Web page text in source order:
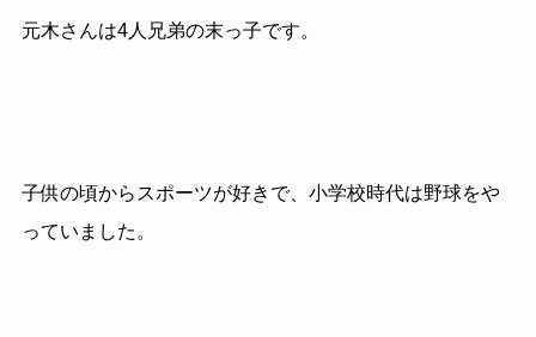
元木さんは4人兄弟の末っ子です。
子供の頃からスポーツが好きで、小学校時代は野球をや
っていました。